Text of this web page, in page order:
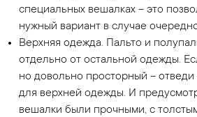
специальных вешалках – это
нужный вариант в случае
Верхняя одежда. Пальто и
отдельно от остальной одежды.
но довольно просторный –
для верхней одежды. И
вешалки были прочными, с